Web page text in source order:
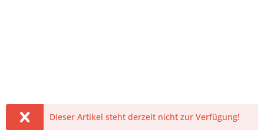
Dieser Artikel steht derzeit nicht zur Verfügung!